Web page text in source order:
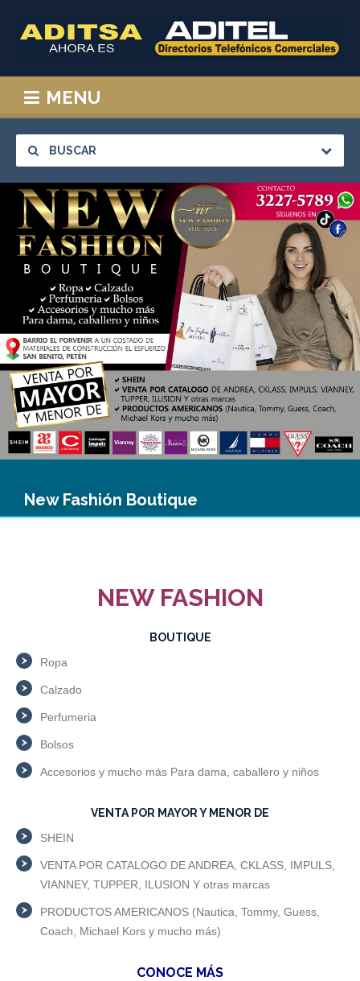
MENU
BUSCAR
New Fashión Boutique
NEW FASHION
BOUTIQUE
Ropa
Calzado
Perfumeria
Bolsos
Accesorios y mucho más Para dama, caballero y niños
VENTA POR MAYOR Y MENOR DE
SHEIN
VENTA POR CATALOGO DE ANDREA, CKLASS, IMPULS,
VIANNEY, TUPPER, ILUSION Y otras marcas
PRODUCTOS AMERICANOS (Nautica, Tommy, Guess,
Coach, Michael Kors y mucho más)
CONOCE MÁS